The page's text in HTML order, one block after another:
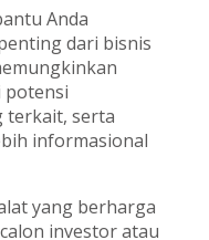
Anda
dari bisnis
potensi
terkait, serta
informasional
yang berharga
investor atau